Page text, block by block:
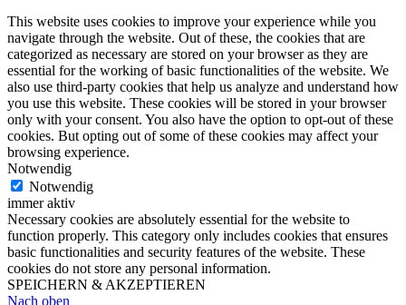
This website uses cookies to improve your experience while you
navigate through the website. Out of these, the cookies that are
categorized as necessary are stored on your browser as they are
essential for the working of basic functionalities of the website. We
also use third-party cookies that help us analyze and understand how
you use this website. These cookies will be stored in your browser
only with your consent. You also have the option to opt-out of these
cookies. But opting out of some of these cookies may affect your
browsing experience.
Notwendig
Notwendig
immer aktiv
Necessary cookies are absolutely essential for the website to
function properly. This category only includes cookies that ensures
basic functionalities and security features of the website. These
cookies do not store any personal information.
SPEICHERN & AKZEPTIEREN
Nach oben